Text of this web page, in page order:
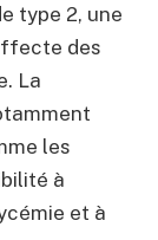
type 2, une
des
La
les
à
et à